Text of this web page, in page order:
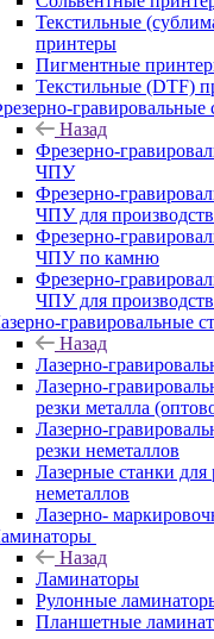
Текстильные
принтеры
Пигментные
Текстильные (DTF)
Назад
Фрезерно-
ЧПУ
Фрезерно-
ЧПУ для
Фрезерно-
ЧПУ по камню
Фрезерно-
ЧПУ для
гравировальные
Назад
Лазерно-
Лазерно-
резки металла
Лазерно-
резки неметаллов
Лазерные станки для
неметаллов
Лазерно-
Назад
Ламинаторы
Рулонные
Планшетные